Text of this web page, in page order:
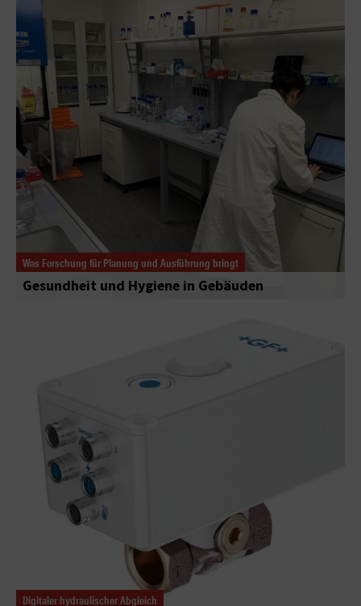
Was Forschung für Planung und Ausführung bringt
Gesundheit und Hygiene in Gebäuden
Digitaler hydraulischer Abgleich